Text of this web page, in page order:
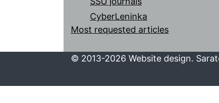
CyberLeninka
Most requested articles
© 2013-2026 Website design.